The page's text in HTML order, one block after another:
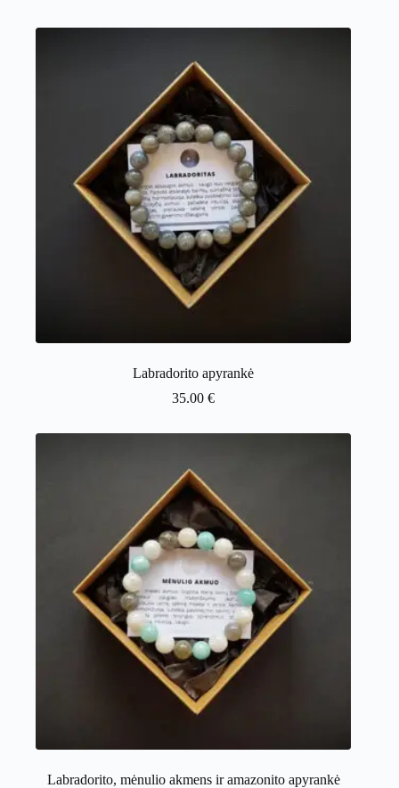
Labradorito apyrankė
35.00€
Labradorito, mėnulio akmens ir amazonito apyrankė